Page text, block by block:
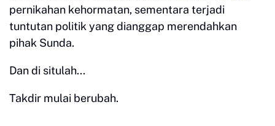
pernikahan kehormatan, sementara terjadi
tuntutan politik yang dianggap merendahkan
pihak Sunda.
Dan di situlah...
Takdir mulai berubah.